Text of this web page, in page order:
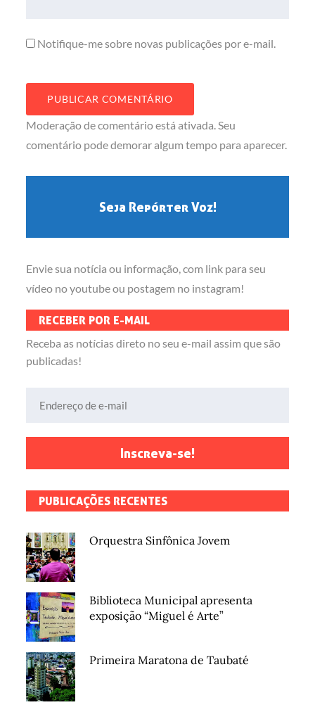
Notifique-me sobre novas publicações por e-mail.
Moderação de comentário está ativada. Seu
comentário pode demorar algum tempo para aparecer.
Seja Repórter Voz!
Envie sua notícia ou informação, com link para seu
vídeo no youtube ou postagem no instagram!
RECEBER POR E-MAIL
Receba as notícias direto no seu e-mail assim que são
publicadas!
Inscreva-se!
PUBLICAÇÕES RECENTES
Orquestra Sinfônica Jovem
Biblioteca Municipal apresenta
exposição “Miguel é Arte”
Primeira Maratona de Taubaté